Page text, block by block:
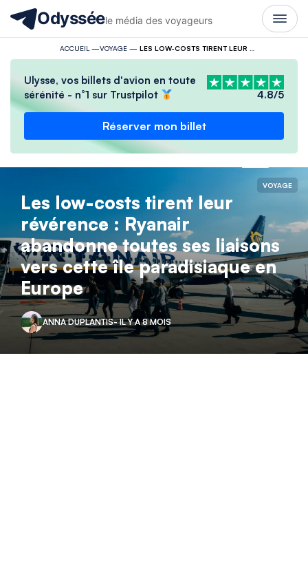
Odysséele média des voyageurs
ACCUEIL —VOYAGE—
Ulysse, vos billets d'avion en toute
sérénité - n°1 sur Trustpilot
4.8/5
Réserver mon billet
VOYAGE
Les low-costs tirent leur
révérence : Ryanair
abandonne toutes ses liaisons
vers cette île paradisiaque en
Europe
ANNA DUPLANTIS- IL Y A 8 MOIS